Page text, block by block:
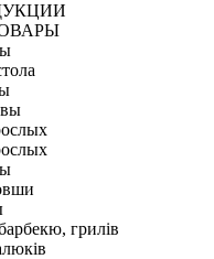
грилів